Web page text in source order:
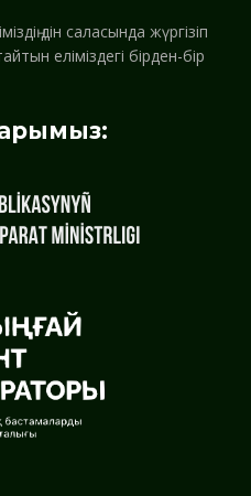
дін саласында жүргізіп
еліміздегі бірден-бір